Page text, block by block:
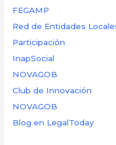
FEGAMP
Red de Entidades
Participación
InapSocial
NOVAGOB
Club de Innovación
NOVAGOB
Blog en LegalToday